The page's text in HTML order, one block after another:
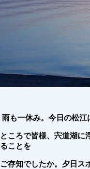
雨も一休み。今日の松江
ところで皆様、宍道湖に
ることを
ご存知でしたか。夕日ス